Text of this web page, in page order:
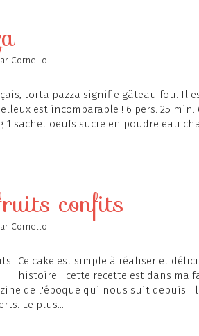
Cornello
torta pazza signifie gâteau fou. Il
est incomparable ! 6 pers. 25 min.
g 1 sachet oeufs sucre en poudre eau
confits
Cornello
Ce cake est simple à réaliser et
histoire... cette recette est dans ma
de l'époque qui nous suit depuis...
Le plus...